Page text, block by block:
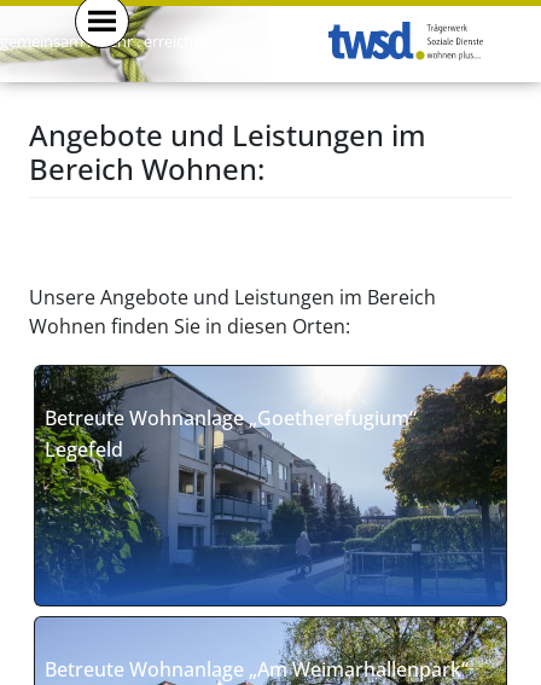
gemeinsam . mehr . erreichen .
Angebote und Leistungen im
Bereich Wohnen:
Unsere Angebote und Leistungen im Bereich
Wohnen finden Sie in diesen Orten:
Betreute Wohnanlage „Goetherefugium“
Legefeld
Betreute Wohnanlage „Am Weimarhallenpark“